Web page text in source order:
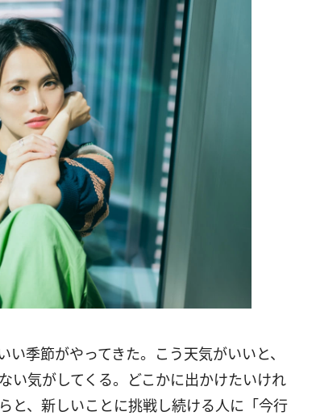
季節がやってきた。こう天気がいいと、
い気がしてくる。どこかに出かけたいけれ
と、新しいことに挑戦し続ける人に「今行